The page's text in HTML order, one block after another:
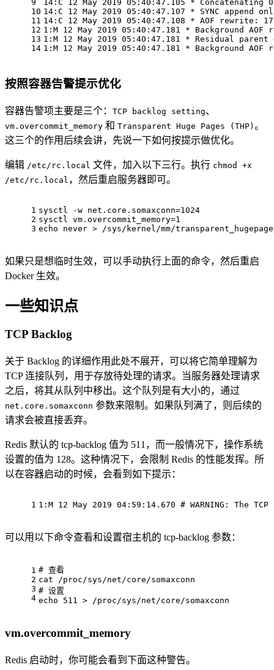
9
10
11
12
13
14
14:C 12 May 2019 05:40:47.105 *
14:C 12 May 2019 05:40:47.107 * SYNC
14:C 12 May 2019 05:40:47.108 * AOF rewrite:
1:M 12 May 2019 05:40:47.181 * Background
1:M 12 May 2019 05:40:47.181 * Residual
1:M 12 May 2019 05:40:47.181 * Background
按照容器告警提示优化
容器告警项主要是三个： TCP backlog setting、
vm.overcommit_memory 和 Transparent Huge Pages (THP) 。
这三个的作用后续会讲，先说一下如何按提示做优化。
编辑 /etc/rc.local 文件，加入以下三行。执行 chmod +x
/etc/rc.local ，然后重启服务器即可。
1
2
3
sysctl -w net.core.somaxconn=1024
sysctl vm.overcommit_memory=1
echo never > /sys/kernel/mm/
如果只是想临时生效，可以手动执行上面的命令，然后重启
Docker 生效。
一些知识点
TCP Backlog
关于 Backlog 的详细作用此处不展开，可以将它简单理解为
TCP 连接队列，用于存放待处理的请求。当服务器处理请求
之后，将其从队列中移出。这个队列是有大小的，通过
net.core.somaxconn 参数来限制。如果队列满了，则后续的
请求会被直接丢弃。
Redis 默认的 tcp-backlog 值为 511，而一般情况下，操作系统
设置的值为 128。这种情况下，会限制 Redis 的性能发挥。所
以在容器启动的时候，会看到如下提示：
1 1:M 12 May 2019 04:59:14.670 # WARNING: The
可以用以下命令查看和设置宿主机的 tcp-backlog 参数：
1
2
3
4
# 查看
cat /proc/sys/net/core/somaxconn
# 设置
echo 511 > /proc/sys/net/core/somaxconn
vm.overcommit_memory
Redis 启动时，你可能会看到下面这种警告。